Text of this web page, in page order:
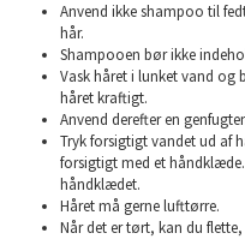
Anvend ikke shampoo til
hår.
Shampooen bør ikke
Vask håret i lunket vand og
håret kraftigt.
Anvend derefter en
Tryk forsigtigt vandet ud af
forsigtigt med et
håndklædet.
Håret må gerne lufttørre.
Når det er tørt, kan du